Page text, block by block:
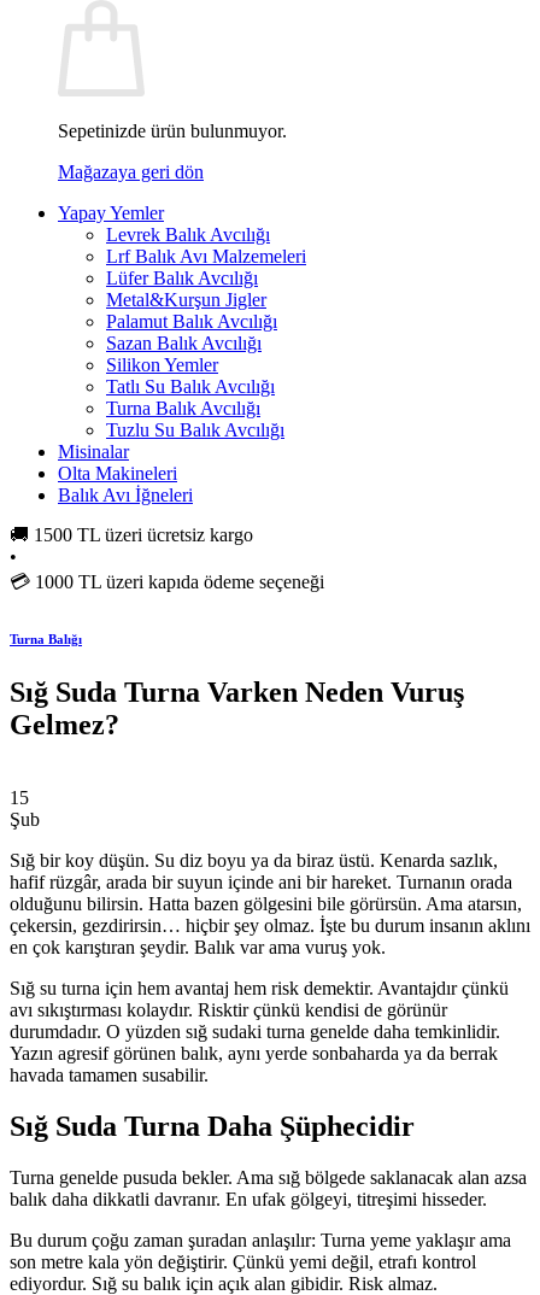
Sepetinizde ürün bulunmuyor.
Mağazaya geri dön
Yapay Yemler
Levrek Balık Avcılığı
Lrf Balık Avı Malzemeleri
Lüfer Balık Avcılığı
Metal&Kurşun Jigler
Palamut Balık Avcılığı
Sazan Balık Avcılığı
Silikon Yemler
Tatlı Su Balık Avcılığı
Turna Balık Avcılığı
Tuzlu Su Balık Avcılığı
Misinalar
Olta Makineleri
Balık Avı İğneleri
🚚 1500 TL üzeri ücretsiz kargo
•
💳 1000 TL üzeri kapıda ödeme seçeneği
Turna Balığı
Sığ Suda Turna Varken Neden Vuruş
Gelmez?
15
Şub
Sığ bir koy düşün. Su diz boyu ya da biraz üstü. Kenarda sazlık,
hafif rüzgâr, arada bir suyun içinde ani bir hareket. Turnanın orada
olduğunu bilirsin. Hatta bazen gölgesini bile görürsün. Ama atarsın,
çekersin, gezdirirsin… hiçbir şey olmaz. İşte bu durum insanın aklını
en çok karıştıran şeydir. Balık var ama vuruş yok.
Sığ su turna için hem avantaj hem risk demektir. Avantajdır çünkü
avı sıkıştırması kolaydır. Risktir çünkü kendisi de görünür
durumdadır. O yüzden sığ sudaki turna genelde daha temkinlidir.
Yazın agresif görünen balık, aynı yerde sonbaharda ya da berrak
havada tamamen susabilir.
Sığ Suda Turna Daha Şüphecidir
Turna genelde pusuda bekler. Ama sığ bölgede saklanacak alan azsa
balık daha dikkatli davranır. En ufak gölgeyi, titreşimi hisseder.
Bu durum çoğu zaman şuradan anlaşılır: Turna yeme yaklaşır ama
son metre kala yön değiştirir. Çünkü yemi değil, etrafı kontrol
ediyordur. Sığ su balık için açık alan gibidir. Risk almaz.